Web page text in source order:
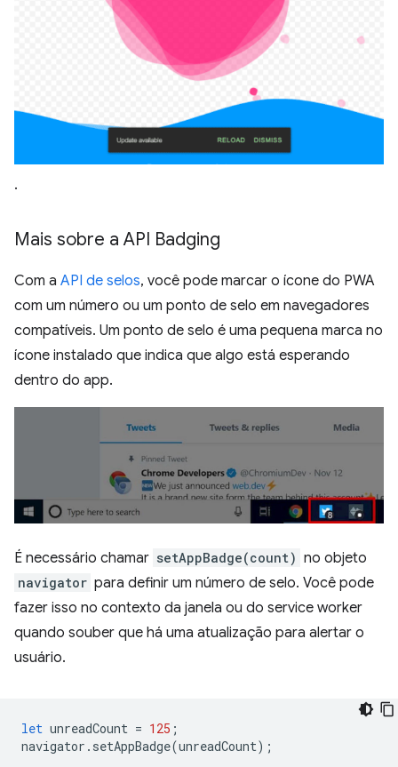
.
Mais sobre a API Badging
Com a API de selos, você pode marcar o ícone do PWA
com um número ou um ponto de selo em navegadores
compatíveis. Um ponto de selo é uma pequena marca no
ícone instalado que indica que algo está esperando
dentro do app.
É necessário chamar setAppBadge(count) no objeto
navigator para definir um número de selo. Você pode
fazer isso no contexto da janela ou do service worker
quando souber que há uma atualização para alertar o
usuário.
let unreadCount = 125 ;
navigator . setAppBadge(unreadCount);